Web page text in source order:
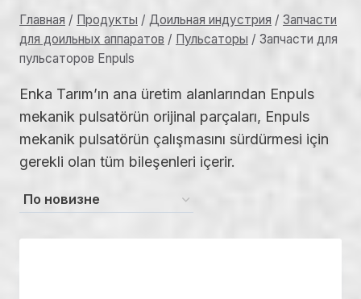
Главная / Продукты / Доильная индустрия / Запчасти
для доильных аппаратов / Пульсаторы / Запчасти для
пульсаторов Enpuls
Enka Tarım’ın ana üretim alanlarından Enpuls
mekanik pulsatörün orijinal parçaları, Enpuls
mekanik pulsatörün çalışmasını sürdürmesi için
gerekli olan tüm bileşenleri içerir.